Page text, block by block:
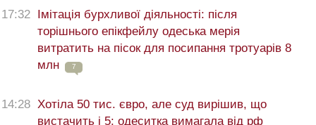
17:32 Імітація бурхливої діяльності: після
торішнього епікфейлу одеська мерія
витратить на пісок для посипання тротуарів 8
млн
7
14:28 Хотіла 50 тис. євро, але суд вирішив, що
вистачить і 5: одеситка вимагала від рф